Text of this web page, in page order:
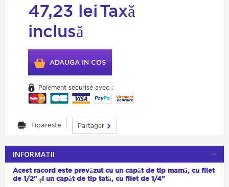
47,23 leiTaxă
inclusă
ADAUGA IN COS
Paiement securisé avec :
Tipareste Partager
INFORMATII
Acest racord este prevăzut cu un capăt de tip mamă, cu filet
de 1/2" și un capăt de tip tată, cu filet de 1/4"